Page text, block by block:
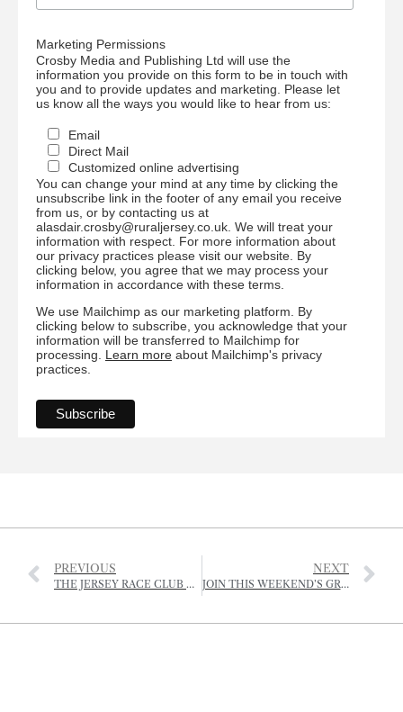
Marketing Permissions
Crosby Media and Publishing Ltd will use the
information you provide on this form to be in touch with
you and to provide updates and marketing. Please let
us know all the ways you would like to hear from us:
Email
Direct Mail
Customized online advertising
You can change your mind at any time by clicking the
unsubscribe link in the footer of any email you receive
from us, or by contacting us at
alasdair.crosby@ruraljersey.co.uk. We will treat your
information with respect. For more information about
our privacy practices please visit our website. By
clicking below, you agree that we may process your
information in accordance with these terms.
We use Mailchimp as our marketing platform. By
clicking below to subscribe, you acknowledge that your
information will be transferred to Mailchimp for
processing. Learn more about Mailchimp's privacy
practices.
PREVIOUS
THE JERSEY RACE CLUB – RACE DATES 2024
NEXT
JOIN THIS WEEKEND’S GREAT GARDEN BIRDWATCH